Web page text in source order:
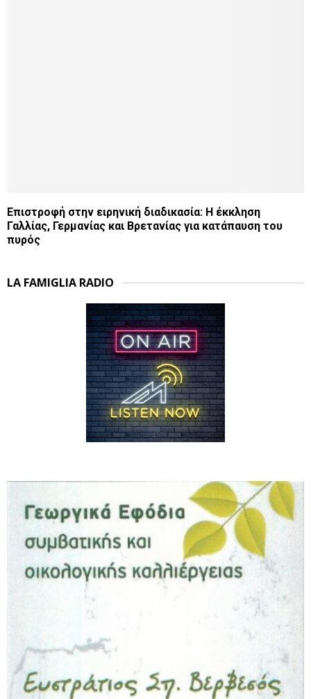
Επιστροφή στην ειρηνική διαδικασία: Η έκκληση
Γαλλίας, Γερμανίας και Βρετανίας για κατάπαυση του
πυρός
LA FAMIGLIA RADIO